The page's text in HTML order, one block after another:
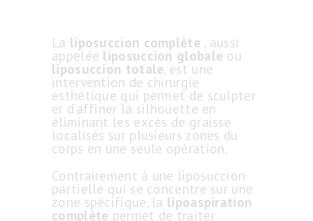
La liposuccion complète , aussi
appelée liposuccion globale ou
liposuccion totale, est une
intervention de chirurgie
esthétique qui permet de sculpter
er d’affiner la silhouette en
éliminant les excès de graisse
localisés sur plusieurs zones du
corps en une seule opération.
Contrairement à une liposuccion
partielle qui se concentre sur une
zone spécifique, la lipoaspiration
complète permet de traiter